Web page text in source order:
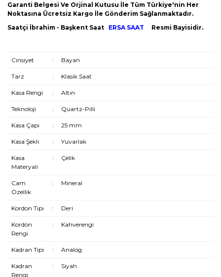
Garanti Belgesi Ve Orjinal Kutusu İle Tüm Türkiye'nin Her
Noktasına Ücretsiz Kargo İle Gönderim Sağlanmaktadır.
Saatçi İbrahim - Başkent Saat ERSA SAAT Resmi Bayisidir.
Cinsiyet : Bayan
Tarz : Klasik Saat
Kasa Rengi : Altın
Teknoloji : Quartz-Pilli
Kasa Çapı : 25 mm
Kasa Şekli : Yuvarlak
Kasa
Materyali
: Çelik
Cam
Özellik
: Mineral
Kordon Tipi : Deri
Kordon
Rengi
: Kahverengi
Kadran Tipi : Analog
Kadran
Rengi
: Siyah